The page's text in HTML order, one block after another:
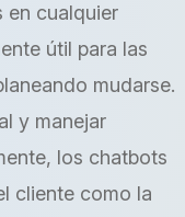
en cualquier
útil para las
mudarse.
y manejar
los chatbots
cliente como la